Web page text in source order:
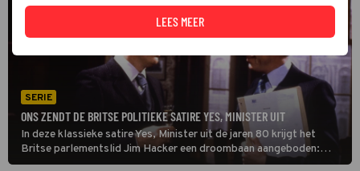
SERIE
ONS ZENDT DE BRITSE POLITIEKE SATIRE YES, MINISTER UIT
In deze klassieke satire Yes, Minister uit de jaren 80 krijgt het
Britse parlementslid Jim Hacker een droombaan aangeboden:
minister van Administratieve Zaken. Hij wil flink snoeien in de
LEES MEER